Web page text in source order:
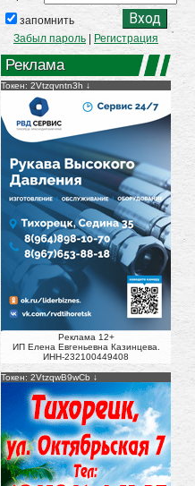
запомнить
Забыл пароль
Регистрация
Реклама
Токен: 2Vtzqvntn3h
Реклама 12+
ИП Елена Евгеньевна Казинцева.
ИНН-232100449408
Токен: 2VtzqwB9wCb